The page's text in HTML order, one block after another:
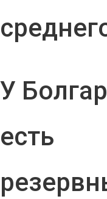
У
есть